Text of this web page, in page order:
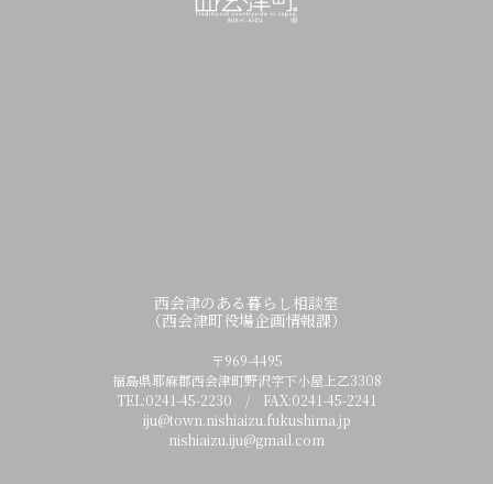
西会津のある暮らし相談室
（西会津町役場企画情報課）
〒969-4495
福島県耶麻郡西会津町野沢字下小屋上乙3308
TEL:0241-45-2230 / FAX:0241-45-2241
iju@town.nishiaizu.fukushima.jp
nishiaizu.iju@gmail.com